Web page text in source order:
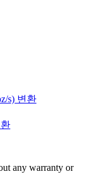
s) 변환
any warranty or